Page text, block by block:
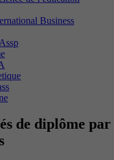
Business
de diplôme